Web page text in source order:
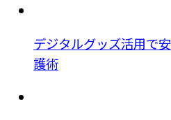
デジタルグッズ活用で
護術